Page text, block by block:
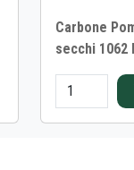
Carbone
secchi 1062